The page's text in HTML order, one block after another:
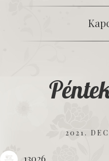
2021.
13026